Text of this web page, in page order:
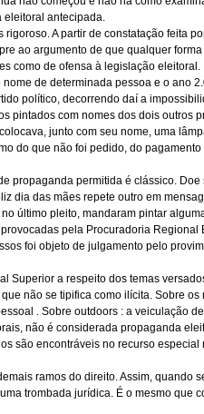
antecipada.
A partir de constatação feita
ao argumento de que qualquer
como de ofensa à legislação eleitoral.
de determinada pessoa e o ano
político, decorrendo daí a
pintados com nomes dos dois outros
junto com seu nome, uma
do que não foi pedido, do
propaganda permitida é clássico.
dia das mães repete outro em
último pleito, mandaram pintar
pela Procuradoria Regional
foi objeto de julgamento pelo
Superior a respeito dos temas
não se tipifica como ilícita. Sobre os
. Sobre outdoors : a veiculação
não é considerada propaganda
são encontráveis no recurso
ramos do direito. Assim, quando
trombada jurídica. É o mesmo que